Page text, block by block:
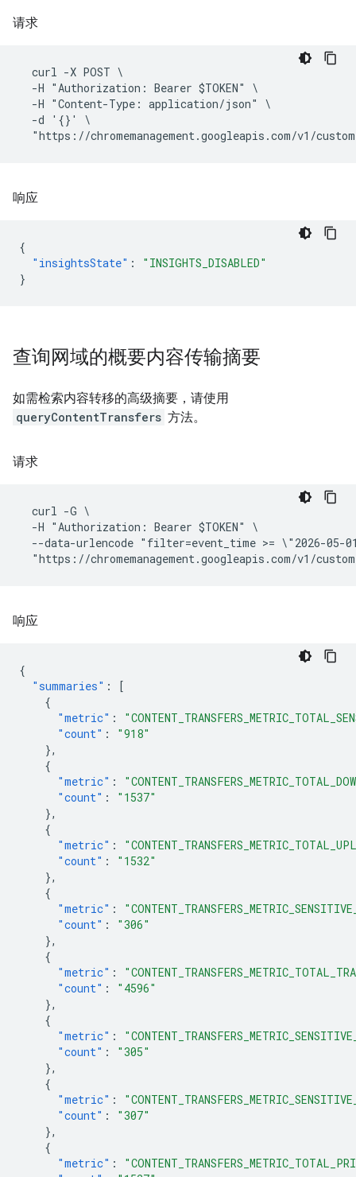
请求
  curl -X POST \
  -H "Authorization: Bearer $TOKEN" \
  -H "Content-Type: application/json" \
  -d '{}' \
响应
{
"insightsState" :
"INSIGHTS_DISABLED"
}
查询网域的概要内容传输摘要
如需检索内容转移的高级摘要，请使用
queryContentTransfers 方法。
请求
  curl -G \
  -H "Authorization: Bearer $TOKEN" \
--data-urlencode "filter=event_time >= \"2026-
响应
{
"summaries" :
[
{
"metric" :
"count" :
"918"
},
{
"metric" :
"count" :
"1537"
},
{
"metric" :
"count" :
"1532"
},
{
"metric" :
"count" :
"306"
},
{
"metric" :
"count" :
"4596"
},
{
"metric" :
"count" :
"305"
},
{
"metric" :
"count" :
"307"
},
{
"metric" :